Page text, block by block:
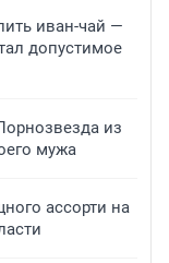
иван-чай —
допустимое
из
мужа
ассорти на